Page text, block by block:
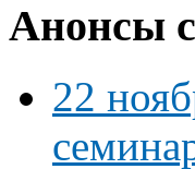
Анонсы
22